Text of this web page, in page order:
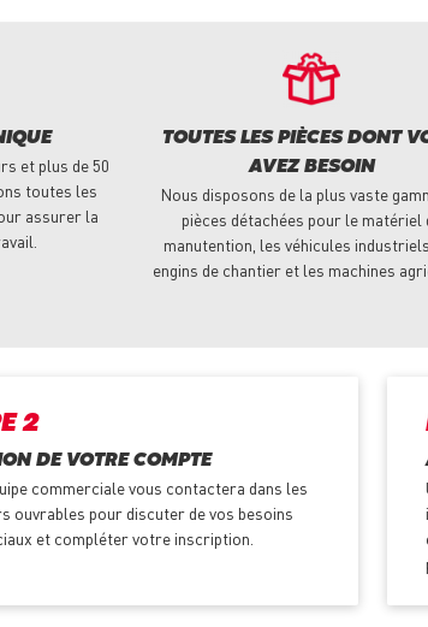
et plus de 50
toutes les
assurer la
TOUTES LES PIÈCES DONT
AVEZ BESOIN
Nous disposons de la plus vaste
pièces détachées pour le matériel
manutention, les véhicules
engins de chantier et les machines
2
DE VOTRE COMPTE
commerciale vous contactera dans les
ouvrables pour discuter de vos besoins
et compléter votre inscription.